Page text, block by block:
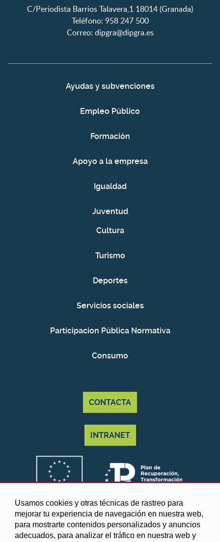
Usamos cookies y otras técnicas de rastreo para
mejorar tu experiencia de navegación en nuestra web,
para mostrarte contenidos personalizados y anuncios
adecuados, para analizar el tráfico en nuestra web y
C/Periodista Barrios Talavera,1 18014 (Granada)
Teléfono: 958 247 500
Correo: dipgra@dipgra.es
Ayudas y subvenciones
Empleo Público
Formación
Apoyo a la empresa
Igualdad
Juventud
Cultura
Turismo
Deportes
Servicios sociales
Participacion Pública Normativa
Consumo
CONTACTA
INTRANET